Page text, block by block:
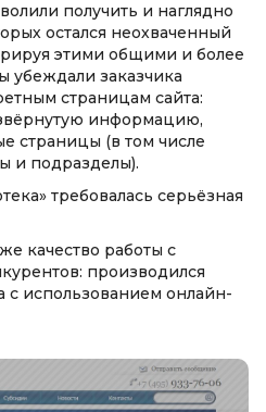
получить и наглядно
остался неохваченный
этими общими и более
заказчика
страницам сайта:
информацию,
страницы (в том числе
и подразделы).
требовалась серьёзная
качество работы с
производился
с использованием онлайн-